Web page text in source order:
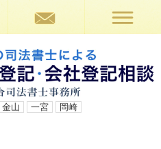
金山 一宮 岡崎